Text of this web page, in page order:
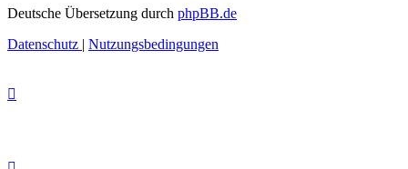
Deutsche Übersetzung durch phpBB.de
Datenschutz | Nutzungsbedingungen